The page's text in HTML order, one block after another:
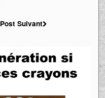
Post Suivant